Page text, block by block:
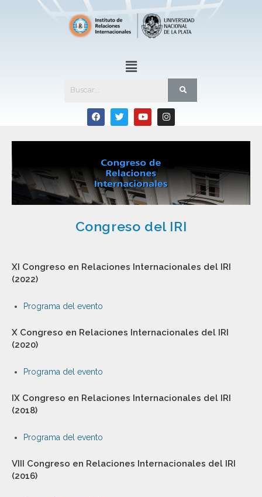
Congreso del IRI
XI Congreso en Relaciones Internacionales del IRI
(2022)
Programa del evento
X Congreso en Relaciones Internacionales del IRI
(2020)
Programa del evento
IX Congreso en Relaciones Internacionales del IRI
(2018)
Programa del evento
VIII Congreso en Relaciones Internacionales del IRI
(2016)